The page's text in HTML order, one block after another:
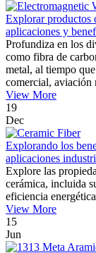
Explorar productos
aplicaciones y
Profundiza en los
como fibra de
metal, al tiempo
comercial, aviación
View More
19
Dec
Explorando los
aplicaciones
Explore las
cerámica, incluida
eficiencia
View More
15
Jun